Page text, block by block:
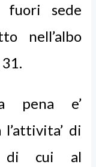
fuori sede
nell’albo
pena e’
di
di cui al